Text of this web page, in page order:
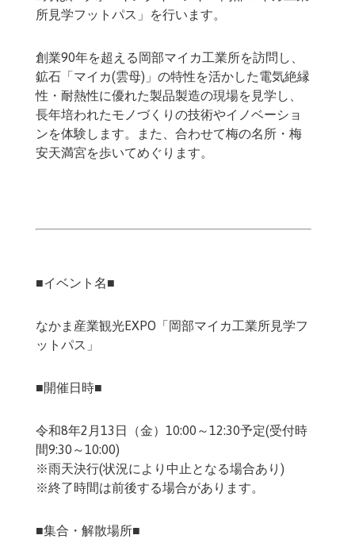
所見学フットパス」を行います。
創業90年を超える岡部マイカ工業所を訪問し、
鉱石「マイカ(雲母)」の特性を活かした電気絶縁
性・耐熱性に優れた製品製造の現場を見学し、
長年培われたモノづくりの技術やイノベーショ
ンを体験します。また、合わせて梅の名所・梅
安天満宮を歩いてめぐります。
■イベント名■
なかま産業観光EXPO「岡部マイカ工業所見学フ
ットパス」
■開催日時■
令和8年2月13日（金）10:00～12:30予定(受付時
間9:30～10:00)
※雨天決行(状況により中止となる場合あり)
※終了時間は前後する場合があります。
■集合・解散場所■